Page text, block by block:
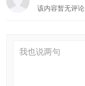
该内容暂无评论